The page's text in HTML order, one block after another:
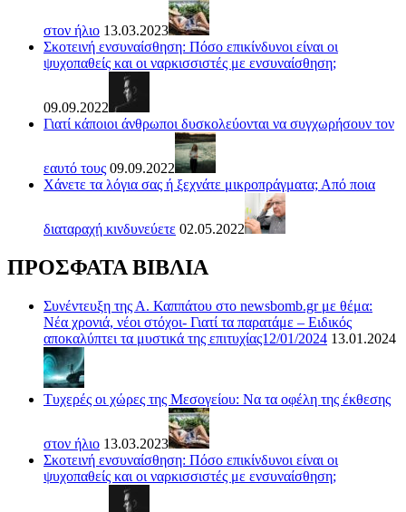
στον ήλιο 13.03.2023
Σκοτεινή ενσυναίσθηση: Πόσο επικίνδυνοι είναι οι
ψυχοπαθείς και οι ναρκισσιστές με ενσυναίσθηση;
09.09.2022
Γιατί κάποιοι άνθρωποι δυσκολεύονται να συγχωρήσουν τον
εαυτό τους 09.09.2022
Χάνετε τα λόγια σας ή ξεχνάτε μικροπράγματα; Από ποια
διαταραχή κινδυνεύετε 02.05.2022
ΠΡΟΣΦΑΤΑ ΒΙΒΛΙΑ
Συνέντευξη της Α. Καππάτου στο newsbomb.gr με θέμα:
Νέα χρονιά, νέοι στόχοι- Γιατί τα παρατάμε – Ειδικός
αποκαλύπτει τα μυστικά της επιτυχίας12/01/2024 13.01.2024
Τυχερές οι χώρες της Μεσογείου: Να τα οφέλη της έκθεσης
στον ήλιο 13.03.2023
Σκοτεινή ενσυναίσθηση: Πόσο επικίνδυνοι είναι οι
ψυχοπαθείς και οι ναρκισσιστές με ενσυναίσθηση;